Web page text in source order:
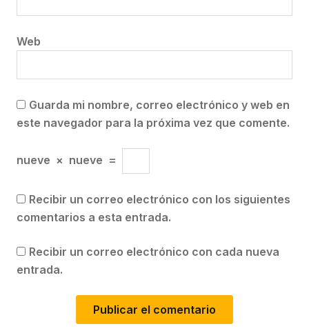
Web
Guarda mi nombre, correo electrónico y web en
este navegador para la próxima vez que comente.
nueve × nueve =
Recibir un correo electrónico con los siguientes
comentarios a esta entrada.
Recibir un correo electrónico con cada nueva
entrada.